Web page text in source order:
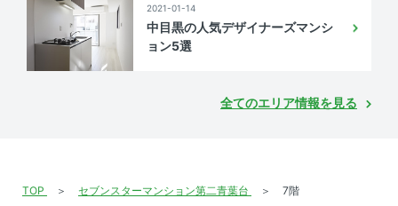
2021-01-14
中目黒の人気デザイナーズマンシ
ョン5選
全てのエリア情報を見る
TOP セブンスターマンション第二青葉台 7階